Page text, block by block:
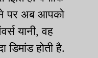
पर अब आपको
यानी, वह
डिमांड होती है.